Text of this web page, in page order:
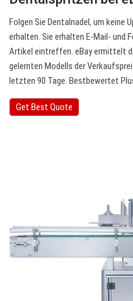
Folgen Sie Dentalnadel, um keine
erhalten. Sie erhalten E-Mail- und
Artikel eintreffen. eBay ermittelt
gelernten Modells der
letzten 90 Tage. Bestbewertet
Get Best Quote